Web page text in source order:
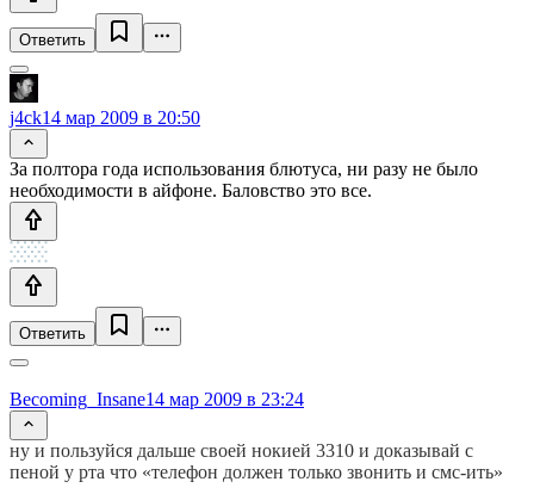
Ответить
j4ck14 мар 2009 в 20:50
За полтора года использования блютуса, ни разу не было
необходимости в айфоне. Баловство это все.
Ответить
Becoming_Insane14 мар 2009 в 23:24
ну и пользуйся дальше своей нокией 3310 и доказывай с
пеной у рта что «телефон должен только звонить и смс-ить»